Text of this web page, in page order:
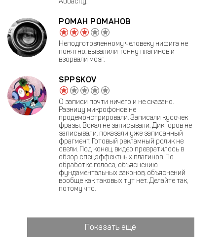
РОМАН РОМАНОВ
Неподготовленному человеку нифига не
понятно. вывалили тонну плагинов и
взорвали мозг.
SPPSKOV
О записи почти ничего и не сказано.
Разницу микрофонов не
продемонстрировали. Записали кусочек
фразы. Вокал не записывали. Дикторов не
записывали, показали уже записанный
фрагмент. Готовый рекламный ролик не
свели. Под конец, видео превратилось в
обзор спецэффектных плагинов. По
обработке голоса, объяснению
фундаментальных законов, объяснений
вообще как таковых тут нет. Делайте так,
потому что.
Показать ещё